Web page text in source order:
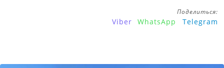
Поделиться:
Viber WhatsApp Telegram